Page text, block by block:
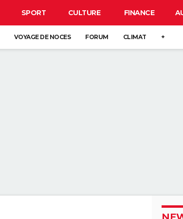
SPORT CULTURE FINANCE
VOYAGE DE NOCES FORUM CLIMAT +